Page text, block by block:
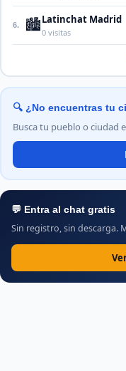
6. 🏙️Latinchat Madrid
0 visitas
🔍 ¿No encuentras tu
Busca tu pueblo o ciudad
💬 Entra al chat gratis
Sin registro, sin descarga.